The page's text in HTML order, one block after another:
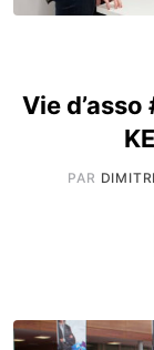
Vie d’asso
PAR